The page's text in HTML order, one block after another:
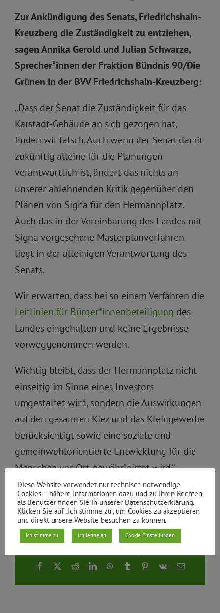
Zur Ankündigung des Senats, Friedrichshain-
Kreuzberg die Zuständigkeit zu entziehen,
sagen Annika Gerold und Julian Schwarze,
Sprecher*innen der Fraktion Bündnis 90/Die
Grünen in der BVV Friedrichshain-Kreuzberg:
„Dass der Senat die Zuständigkeit für das
Karstadt-Gebäude an sich gezogen hat,
finden wir falsch. Auch wenn der Senat damit
zukünftig alleine für die Planungen
verantwortlich ist, ändert das nichts an
unserer ablehnenden Kritik gegenüber den
Plänen von Signa für den Hermannplatz.
Auch das in der Vereinbarung des Landes mit
Signa vorgesehene Masterplanverfahren
liegt in der alleinigen Verantwortung des
Senats.
Wir erwarten, dass bei so einem Verfahren die
Leitlinien für Bürger*innenbeteiligung des
Landes eingehalten und keine Ergebnisse
vorweggenommen werden.
Wichtig bleibt, dass der Hermannplatz nicht
einseitig im Sinne eines Investors
umgestaltet wird, sondern die Auswirkungen
auf den gesamten Kiez und das Kleingewerbe
berücksichtigt sowie eine soziale und
gemeinwohlorientierte Entwicklung für die
Menschen vor Ort gewährleistet wird.“
Von | 04.08.2020
Facebook
X RedditLinkedInWhatsApp
TumblrPinterest
Vk
E-
Diese Website verwendet nur technisch notwendige
Cookies – nähere Informationen dazu und zu Ihren Rechten
als Benutzer finden Sie in unserer Datenschutzerklärung.
Klicken Sie auf „Ich stimme zu“, um Cookies zu akzeptieren
und direkt unsere Website besuchen zu können.
Ich stimme zu Ich lehne ab Cookie Einstellungen